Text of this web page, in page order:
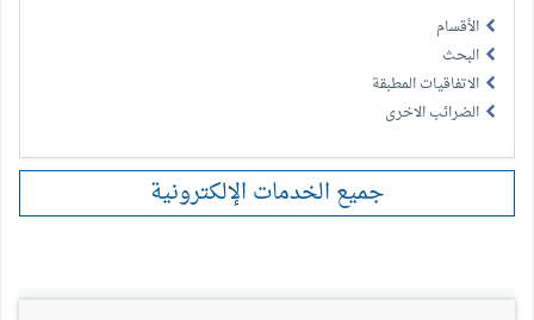
الأقسام
البحث
الاتفاقيات المطبقة
الضرائب الاخرى